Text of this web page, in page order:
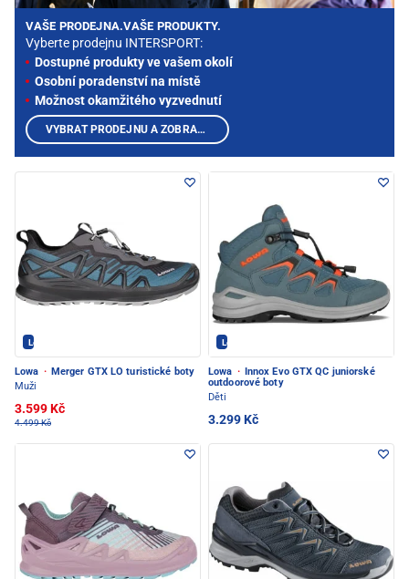
Lowa - PEC POD SNĚŽKOU
Lowa · Merger GTX LO turistické boty
Muži
3.599 Kč
4.499 Kč
Lowa - PEC POD SNĚŽKOU
Lowa ·
Innox Evo GTX QC juniorské
outdoorové boty
Děti
3.299 Kč
VAŠE PRODEJNA.VAŠE PRODUKTY.
Vyberte prodejnu INTERSPORT:
Dostupné produkty ve vašem okolí
Osobní poradenství na místě
Možnost okamžitého vyzvednutí
VYBRAT PRODEJNU A ZOBRAZIT PRODUKTY